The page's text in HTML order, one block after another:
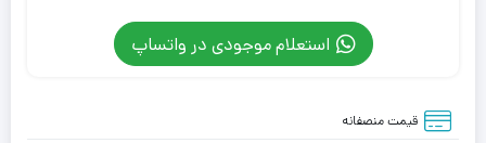
استعلام موجودی در واتساپ
قیمت منصفانه